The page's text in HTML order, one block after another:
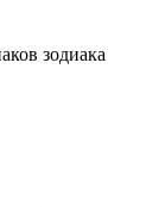
зодиака